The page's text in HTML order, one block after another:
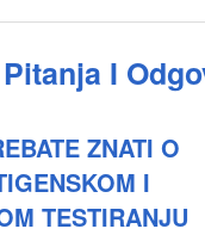
I
ZNATI O
I
TESTIRANJU